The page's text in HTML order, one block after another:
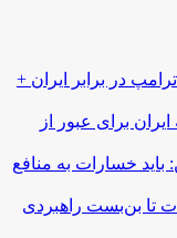
در برابر ایران +
برای عبور از
خسارات به منافع
تا بن‌بست راهبردی